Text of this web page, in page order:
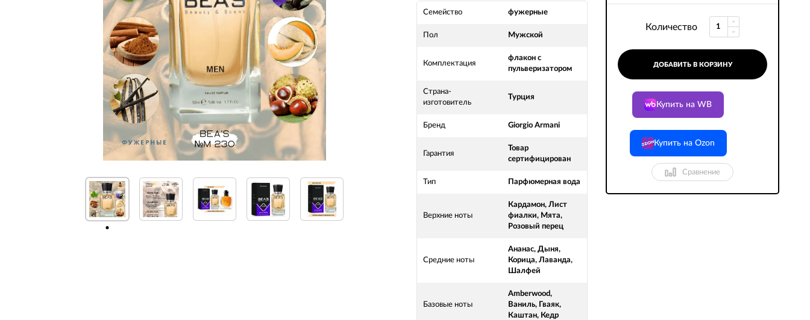
Семейство фужерные
Пол Мужской
Комплектация
флакон с
пульверизатором
Страна-
изготовитель
Турция
Бренд Giorgio Armani
Гарантия
Товар
сертифицирован
Тип Парфюмерная вода
Верхние ноты
Кардамон, Лист
фиалки, Мята,
Розовый перец
Средние ноты
Ананас, Дыня,
Корица, Лаванда,
Шалфей
Базовые ноты
Amberwood,
Ваниль, Гваяк,
Каштан, Кедр
Количество
ДОБАВИТЬ В КОРЗИНУ
Купить на WB
Купить на Ozon
Сравнение